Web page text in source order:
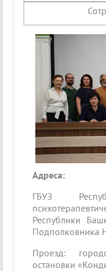
Адреса:
ГБУЗ
Республики
Подполковника
Проезд:
остановки